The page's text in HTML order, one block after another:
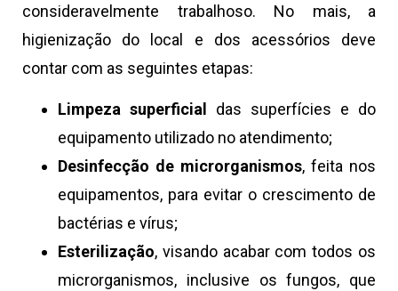
consideravelmente trabalhoso. No mais, a
higienização do local e dos acessórios deve
contar com as seguintes etapas:
Limpeza superficial
das superfícies e do
equipamento utilizado no atendimento;
Desinfecção de microrganismos, feita nos
equipamentos, para evitar o crescimento de
bactérias e vírus;
Esterilização, visando acabar com todos os
microrganismos, inclusive os fungos, que